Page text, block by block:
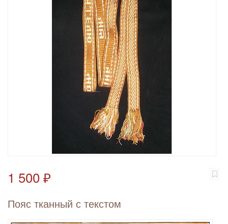
1 500 ₽
Пояс тканный с текстом